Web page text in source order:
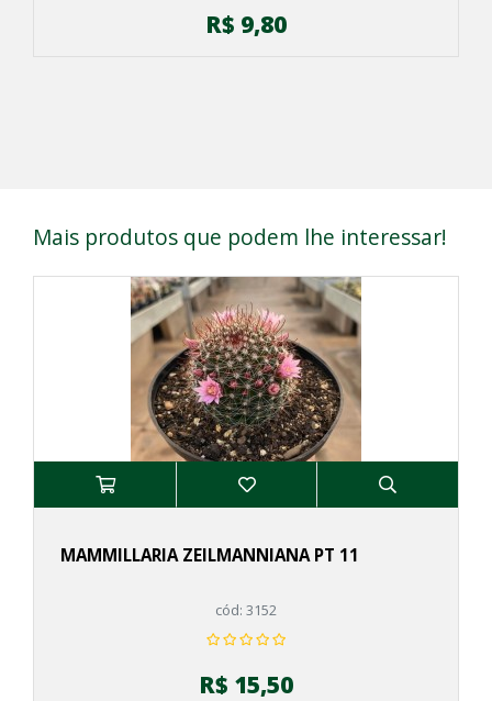
R$ 9,80
Mais produtos que podem lhe interessar!
MAMMILLARIA ZEILMANNIANA PT 11
cód: 3152
R$ 15,50